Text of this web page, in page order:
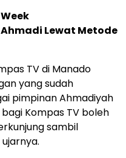
Lewat Metode
TV di Manado
yang sudah
pimpinan Ahmadiyah
Kompas TV boleh
sambil